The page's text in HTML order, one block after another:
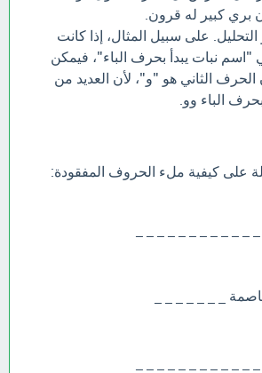
بري كبير له قرون.
على سبيل المثال، إذا كانت
"اسم نبات يبدأ بحرف الباء"، فيمكن
الثاني هو "و"، لأن العديد من
الباء وو.
على كيفية ملء الحروف المفقودة:
_ _ _ _ _ _ _